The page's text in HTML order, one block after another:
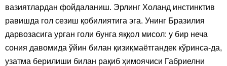
вазиятлардан фойдаланиш. Эрлинг Холанд инстинктив
равишда гол сезиш қобилиятига эга. Унинг Бразилия
дарвозасига урган голи бунга яққол мисол: у бир неча
сония давомида ўйин билан қизиқмаётгандек кўринса-да,
узатма берилиши билан рақиб ҳимоячиси Габриелни